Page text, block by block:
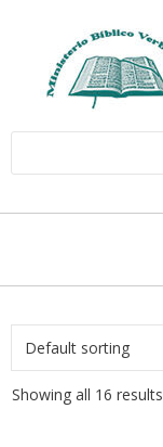
Showing all 16 results